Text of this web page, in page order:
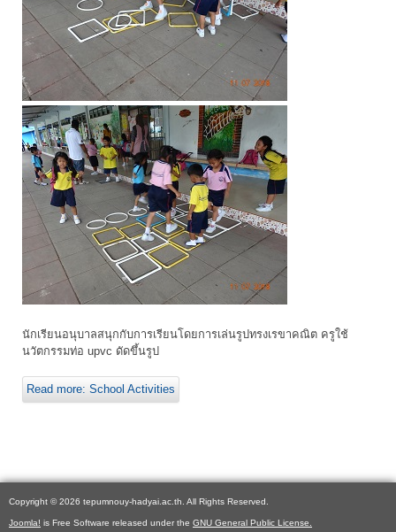
นักเรียนอนุบาลสนุกกับการเรียนโดยการเล่นรูปทรงเรขาคณิต ครูใช้
นวัตกรรมท่อ upvc ดัดขึ้นรูป
Read more: School Activities
Copyright © 2026 tepumnouy-hadyai.ac.th. All Rights Reserved.
Joomla! is Free Software released under the GNU General Public License.